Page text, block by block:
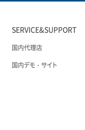
SERVICE&SUPPORT
国内代理店
国内デモ・サイト